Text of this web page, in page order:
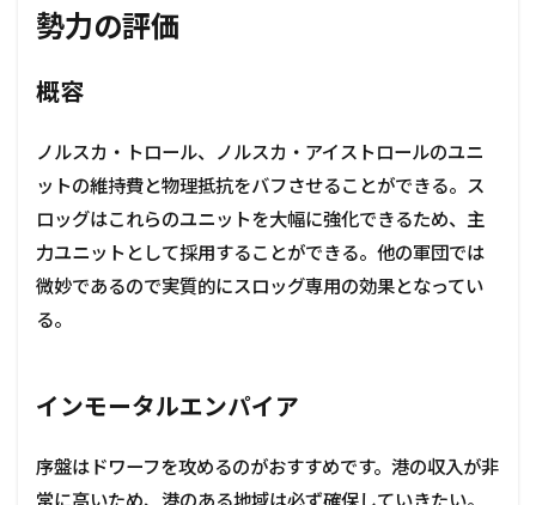
勢力の評価
概容
ノルスカ・トロール、ノルスカ・アイストロールのユニ
ットの維持費と物理抵抗をバフさせることができる。ス
ロッグはこれらのユニットを大幅に強化できるため、主
力ユニットとして採用することができる。他の軍団では
微妙であるので実質的にスロッグ専用の効果となってい
る。
インモータルエンパイア
序盤はドワーフを攻めるのがおすすめです。港の収入が非
常に高いため、港のある地域は必ず確保していきたい。